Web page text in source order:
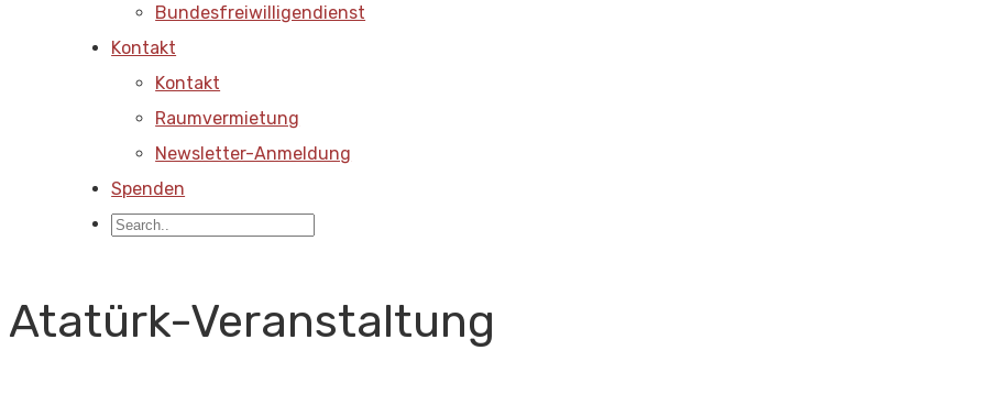
Bundesfreiwilligendienst
Kontakt
Kontakt
Raumvermietung
Newsletter-Anmeldung
Spenden
Atatürk-Veranstaltung